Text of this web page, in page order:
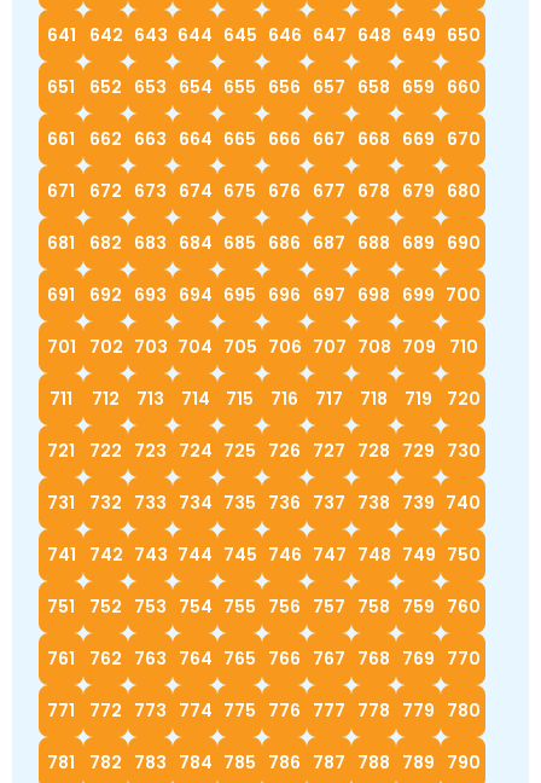
641 642 643 644 645 646 647 648 649 650
651 652 653 654 655 656 657 658 659 660
661 662 663 664 665 666 667 668 669 670
671 672 673 674 675 676 677 678 679 680
681 682 683 684 685 686 687 688 689 690
691 692 693 694 695 696 697 698 699 700
701 702 703 704 705 706 707 708 709 710
711 712 713 714 715 716 717 718 719 720
721 722 723 724 725 726 727 728 729 730
731 732 733 734 735 736 737 738 739 740
741 742 743 744 745 746 747 748 749 750
751 752 753 754 755 756 757 758 759 760
761 762 763 764 765 766 767 768 769 770
771 772 773 774 775 776 777 778 779 780
781 782 783 784 785 786 787 788 789 790